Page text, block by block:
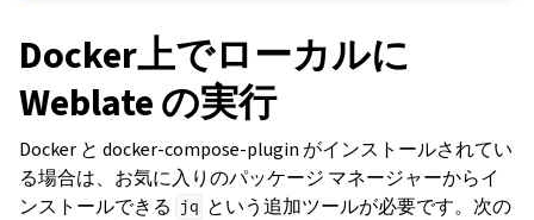
Docker上でローカルに
Weblate の実行
Docker と docker-compose-plugin がインストールされてい
る場合は、お気に入りのパッケージ マネージャーからイ
ンストールできる jq という追加ツールが必要です。次の